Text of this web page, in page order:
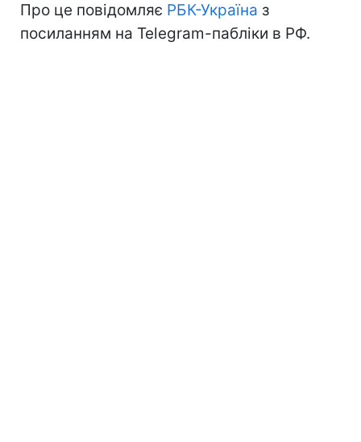
Про це повідомляє РБК-Україна з
посиланням на Telegram-пабліки в РФ.